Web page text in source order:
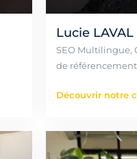
Lucie LAVAL
SEO Multilingue,
de
Découvrir notre